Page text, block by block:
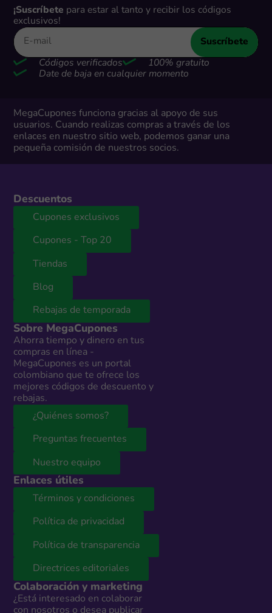
¡Suscríbete para estar al tanto y recibir los códigos
exclusivos!
Suscríbete
Códigos verificados
100% gratuito
Date de baja en cualquier momento
MegaCupones funciona gracias al apoyo de sus
usuarios. Cuando realizas compras a través de los
enlaces en nuestro sitio web, podemos ganar una
pequeña comisión de nuestros socios.
Descuentos
Cupones exclusivos
Cupones - Top 20
Tiendas
Blog
Rebajas de temporada
Sobre MegaCupones
Ahorra tiempo y dinero en tus
compras en línea -
MegaCupones es un portal
colombiano que te ofrece los
mejores códigos de descuento y
rebajas.
¿Quiénes somos?
Preguntas frecuentes
Nuestro equipo
Enlaces útiles
Términos y condiciones
Política de privacidad
Política de transparencia
Directrices editoriales
Colaboración y marketing
¿Está interesado en colaborar
con nosotros o desea publicar